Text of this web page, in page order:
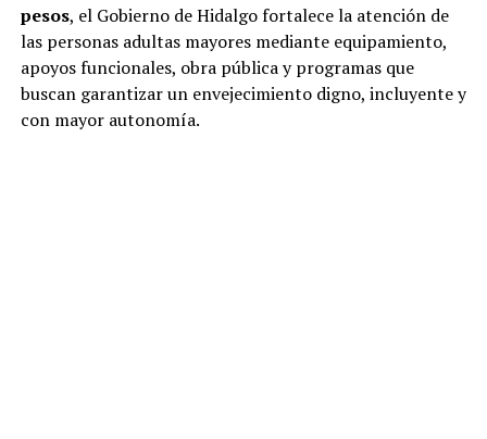
pesos, el Gobierno de Hidalgo fortalece la atención de
las personas adultas mayores mediante equipamiento,
apoyos funcionales, obra pública y programas que
buscan garantizar un envejecimiento digno, incluyente y
con mayor autonomía.